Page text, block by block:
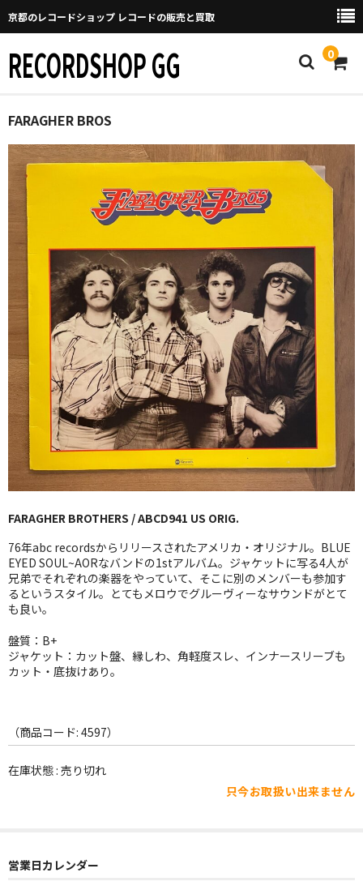
京都のレコードショップ レコードの販売と買取
RECORDSHOP GG 0
Home
マイページ
GGについて
買取について
取り置きなどについて
Categories
New Arrivals
新譜
GG RECORD （当店のレーベル）
全商品
JAZZ-US
BLUE NOTE
JAZZ-EU
JAZZ-JP
JAZZ-VOCAL
ROCK
WORLD
その他
Webのみ no.1
FARAGHER BROS
FARAGHER BROTHERS / ABCD941 US ORIG.
76年abc recordsからリリースされたアメリカ・オリジナル。BLUE
EYED SOUL~AORなバンドの1stアルバム。ジャケットに写る4人が
兄弟でそれぞれの楽器をやっていて、そこに別のメンバーも参加す
るというスタイル。とてもメロウでグルーヴィーなサウンドがとて
も良い。
盤質：B+
ジャケット：カット盤、縁しわ、角軽度スレ、インナースリーブも
カット・底抜けあり。
（商品コード: 4597）
在庫状態 : 売り切れ
只今お取扱い出来ません
営業日カレンダー